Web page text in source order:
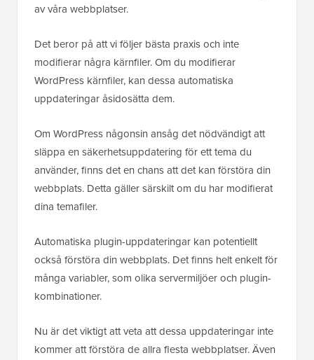
av våra webbplatser.
Det beror på att vi följer bästa praxis och inte
modifierar några kärnfiler. Om du modifierar
WordPress kärnfiler, kan dessa automatiska
uppdateringar åsidosätta dem.
Om WordPress någonsin ansåg det nödvändigt att
släppa en säkerhetsuppdatering för ett tema du
använder, finns det en chans att det kan förstöra din
webbplats. Detta gäller särskilt om du har modifierat
dina temafiler.
Automatiska plugin-uppdateringar kan potentiellt
också förstöra din webbplats. Det finns helt enkelt för
många variabler, som olika servermiljöer och plugin-
kombinationer.
Nu är det viktigt att veta att dessa uppdateringar inte
kommer att förstöra de allra flesta webbplatser. Även